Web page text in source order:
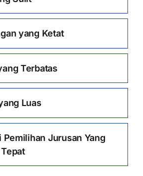
yang Ketat
Terbatas
Luas
Pemilihan Jurusan Yang